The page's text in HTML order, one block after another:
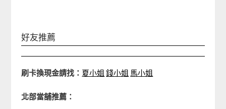
好友推薦
刷卡換現金請找： 夏小姐 錢小姐 馬小姐
北部當舖推薦：